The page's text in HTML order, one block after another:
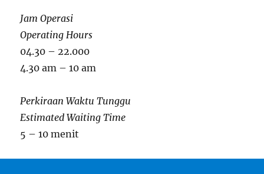
Jam Operasi
Operating Hours
04.30 – 22.000
4.30 am – 10 am
Perkiraan Waktu Tunggu
Estimated Waiting Time
5 – 10 menit